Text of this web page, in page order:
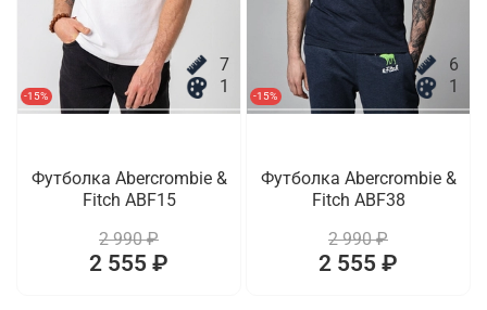
-15%
7
1
Футболка Abercrombie &
Fitch ABF15
2 990 ₽
2 555 ₽
-15%
6
1
Футболка Abercrombie &
Fitch ABF38
2 990 ₽
2 555 ₽